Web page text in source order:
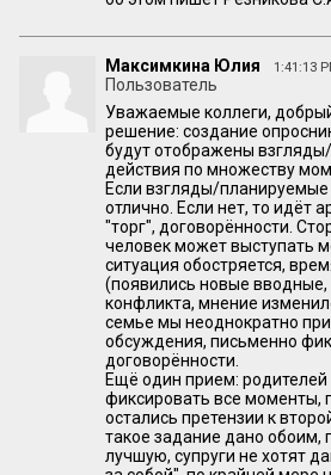
Максимкина Юлия 1:41:13
Пользователь
Уважаемые коллеги,
решение: создание
будут отображены
действия по множеству
Если взгляды/
отлично. Если нет, то идёт
"торг", договорённости.
человек может выступать
ситуация обостряется,
(появились новые вводные,
конфликта, мнение
семье мы неоднократно
обсуждения, письменно
договорённости.
Ещё один прием:
фиксировать все моменты,
остались претензии к
такое задание дано обоим,
лучшую, супруги не хотят